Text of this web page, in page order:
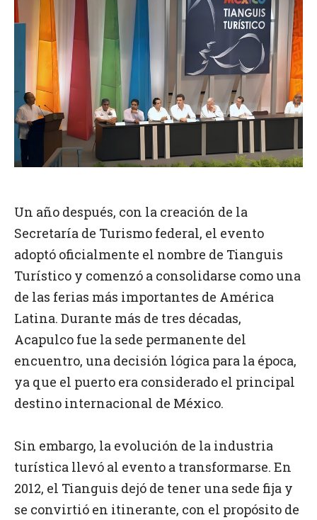
Un año después, con la creación de la
Secretaría de Turismo federal, el evento
adoptó oficialmente el nombre de Tianguis
Turístico y comenzó a consolidarse como una
de las ferias más importantes de América
Latina. Durante más de tres décadas,
Acapulco fue la sede permanente del
encuentro, una decisión lógica para la época,
ya que el puerto era considerado el principal
destino internacional de México.
Sin embargo, la evolución de la industria
turística llevó al evento a transformarse. En
2012, el Tianguis dejó de tener una sede fija y
se convirtió en itinerante, con el propósito de